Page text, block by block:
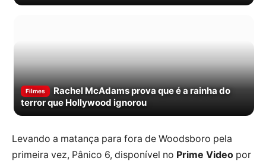
Filmes
Rachel McAdams prova que é a rainha do
terror que Hollywood ignorou
Levando a matança para fora de Woodsboro pela
primeira vez, Pânico 6, disponível no Prime Video por